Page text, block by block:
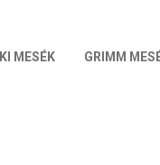
MESÉK GRIMM